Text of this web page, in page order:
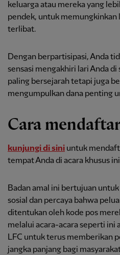
keluarga atau mereka yang
pendek, untuk memungkinkan
terlibat.
Dengan berpartisipasi, Anda
sensasi mengakhiri lari Anda di
paling bersejarah tetapi juga
mengumpulkan dana penting
Cara
kunjungi di sini untuk
tempat Anda di acara khusus
Badan amal ini bertujuan
sosial dan percaya bahwa
ditentukan oleh kode pos
melalui acara-acara seperti ini
LFC untuk terus memberikan
jangka panjang bagi